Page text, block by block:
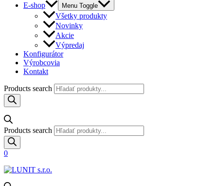
E-shop
Menu Toggle
Všetky produkty
Novinky
Akcie
Výpredaj
Konfigurátor
Výrobcovia
Kontakt
Products search
Products search
0